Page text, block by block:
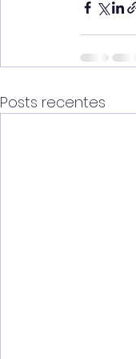
Posts recentes